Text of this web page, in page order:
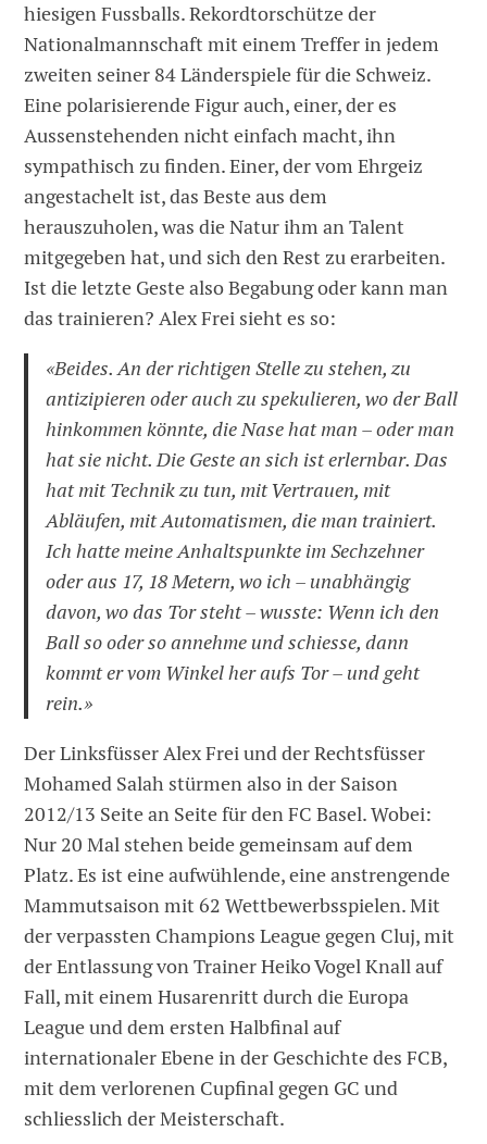
hiesigen Fussballs. Rekordtorschütze der
Nationalmannschaft mit einem Treffer in jedem
zweiten seiner 84 Länderspiele für die Schweiz.
Eine polarisierende Figur auch, einer, der es
Aussenstehenden nicht einfach macht, ihn
sympathisch zu finden. Einer, der vom Ehrgeiz
angestachelt ist, das Beste aus dem
herauszuholen, was die Natur ihm an Talent
mitgegeben hat, und sich den Rest zu erarbeiten.
Ist die letzte Geste also Begabung oder kann man
das trainieren? Alex Frei sieht es so:
«Beides. An der richtigen Stelle zu stehen, zu
antizipieren oder auch zu spekulieren, wo der Ball
hinkommen könnte, die Nase hat man – oder man
hat sie nicht. Die Geste an sich ist erlernbar. Das
hat mit Technik zu tun, mit Vertrauen, mit
Abläufen, mit Automatismen, die man trainiert.
Ich hatte meine Anhaltspunkte im Sechzehner
oder aus 17, 18 Metern, wo ich – unabhängig
davon, wo das Tor steht – wusste: Wenn ich den
Ball so oder so annehme und schiesse, dann
kommt er vom Winkel her aufs Tor – und geht
rein.»
Der Linksfüsser Alex Frei und der Rechtsfüsser
Mohamed Salah stürmen also in der Saison
2012/13 Seite an Seite für den FC Basel. Wobei:
Nur 20 Mal stehen beide gemeinsam auf dem
Platz. Es ist eine aufwühlende, eine anstrengende
Mammutsaison mit 62 Wettbewerbsspielen. Mit
der verpassten Champions League gegen Cluj, mit
der Entlassung von Trainer Heiko Vogel Knall auf
Fall, mit einem Husarenritt durch die Europa
League und dem ersten Halbfinal auf
internationaler Ebene in der Geschichte des FCB,
mit dem verlorenen Cupfinal gegen GC und
schliesslich der Meisterschaft.